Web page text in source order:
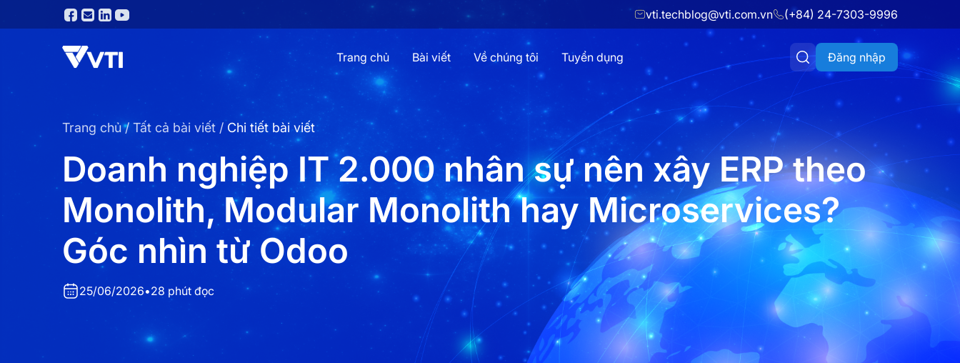
vti.techblog@vti.com.vn (+84) 24-7303-9996
Trang chủ Bài viết Về chúng tôi Tuyển dụng Đăng nhập
Trang chủ / Tất cả bài viết / Chi tiết bài viết
Doanh nghiệp IT 2.000 nhân sự nên xây ERP theo
Monolith, Modular Monolith hay Microservices?
Góc nhìn từ Odoo
25/06/2026•28 phút đọc